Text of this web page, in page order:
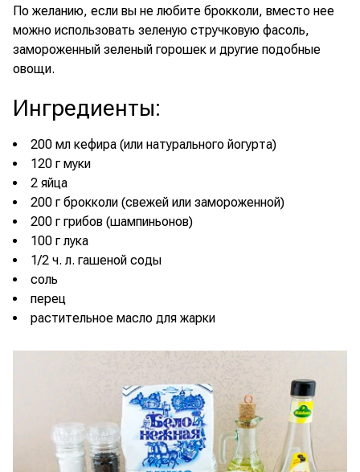
По желанию, если вы не любите брокколи, вместо нее
можно использовать зеленую стручковую фасоль,
замороженный зеленый горошек и другие подобные
овощи.
Ингредиенты:
200 мл кефира (или натурального йогурта)
120 г муки
2 яйца
200 г брокколи (свежей или замороженной)
200 г грибов (шампиньонов)
100 г лука
1/2 ч. л. гашеной соды
соль
перец
растительное масло для жарки